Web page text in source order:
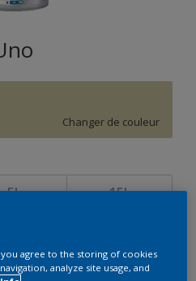
Changer de couleur
5L 15L
de peinture
Calculer
you agree to the storing of cookies
analyze site usage, and